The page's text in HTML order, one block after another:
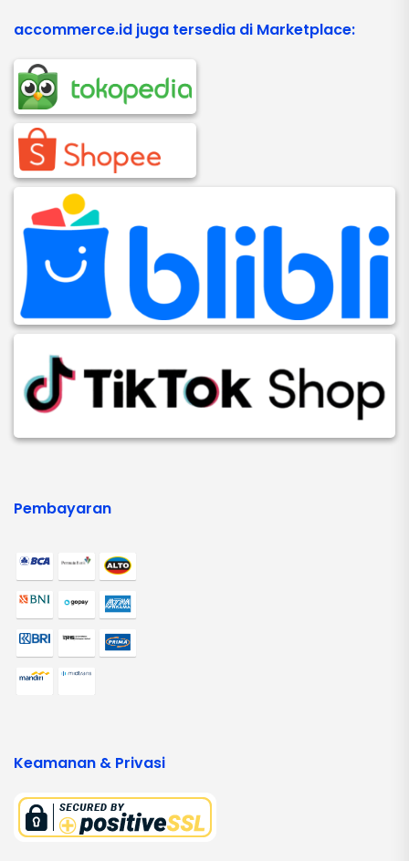
accommerce.id juga tersedia di Marketplace:
Pembayaran
Keamanan & Privasi